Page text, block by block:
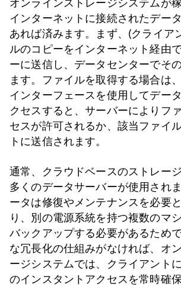
インターネットに接続されたデー
あれば済みます。まず、(クライア
ルのコピーをインターネット経由
ーに送信し、データセンターでそ
ます。ファイルを取得する場合は
インターフェースを使用してデー
クセスすると、サーバーによりフ
セスが許可されるか、該当ファイ
トに送信されます。
通常、クラウドベースのストレー
多くのデータサーバーが使用され
ータは修復やメンテナンスを必要
り、別の電源系統を持つ複数のマ
バックアップする必要があるため
な冗長化の仕組みがなければ、オ
ージシステムでは、クライアント
のインスタントアクセスを常時確